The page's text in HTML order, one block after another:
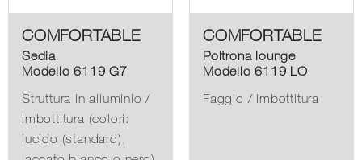
COMFORTABLE
Sedia
Modello 6119 G7
Struttura in alluminio /
imbottitura (colori:
lucido (standard),
COMFORTABLE
Poltrona lounge
Modello 6119 LO
Faggio / imbottitura